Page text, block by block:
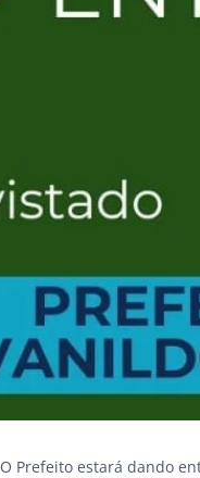
O Prefeito estará dando